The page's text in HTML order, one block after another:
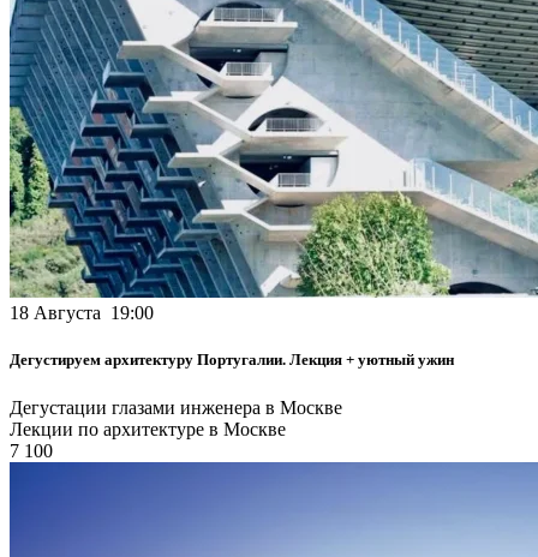
18 Августа 19:00
Дегустируем архитектуру Португалии. Лекция + уютный ужин
Дегустации глазами инженера в Москве
Лекции по архитектуре в Москве
7 100